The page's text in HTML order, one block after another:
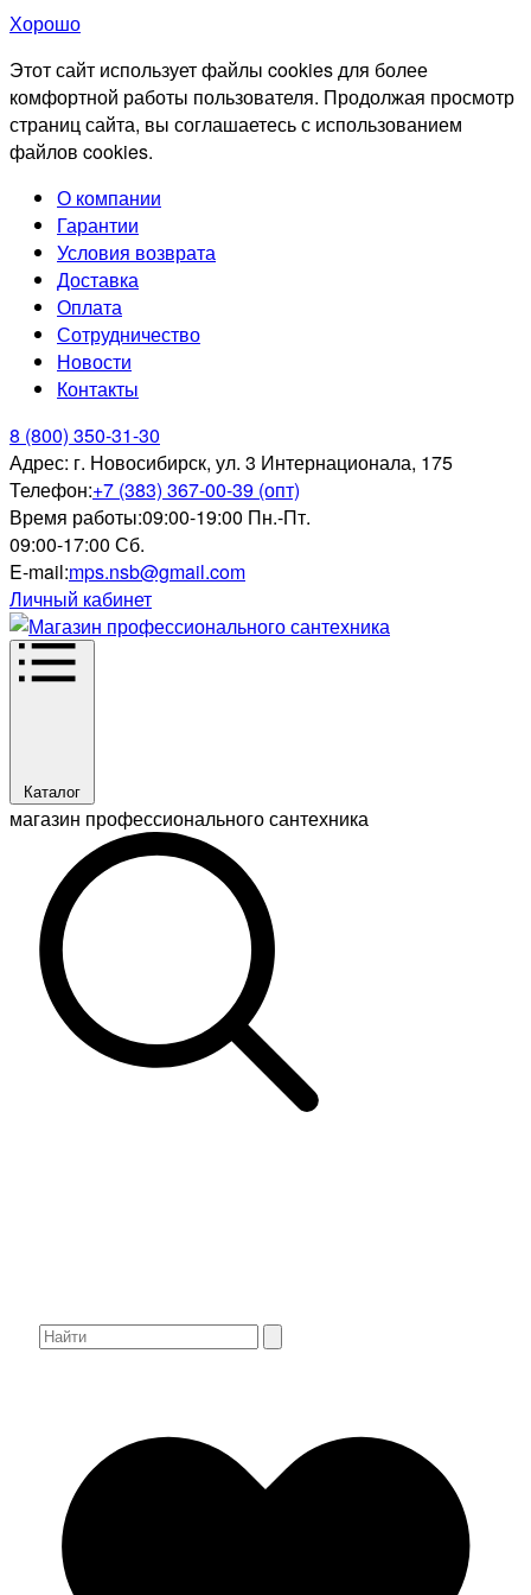
Хорошо
Этот сайт использует файлы cookies для более
комфортной работы пользователя. Продолжая просмотр
страниц сайта, вы соглашаетесь с использованием
файлов cookies.
О компании
Гарантии
Условия возврата
Доставка
Оплата
Сотрудничество
Новости
Контакты
8 (800) 350-31-30
Адрес: г. Новосибирск, ул. 3 Интернационала, 175
Телефон:+7 (383) 367-00-39 (опт)
Время работы:09:00-19:00 Пн.-Пт.
09:00-17:00 Сб.
E-mail:mps.nsb@gmail.com
Личный кабинет
Каталог
магазин профессионального сантехника